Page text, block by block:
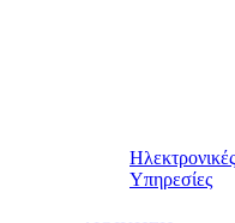
Ηλεκτρονικές
Υπηρεσίες